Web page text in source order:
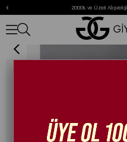
2000₺ ve Üzeri
‹
Coco Özel Tasarım